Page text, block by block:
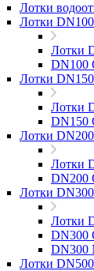
Лотки
Лотки DN100
Лотки
DN100
Лотки DN150
Лотки
DN150
Лотки DN200
Лотки
DN200
Лотки DN300
Лотки
DN300
DN300
Лотки DN500